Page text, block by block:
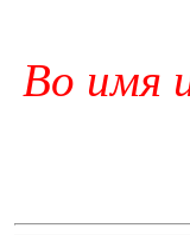
Во имя